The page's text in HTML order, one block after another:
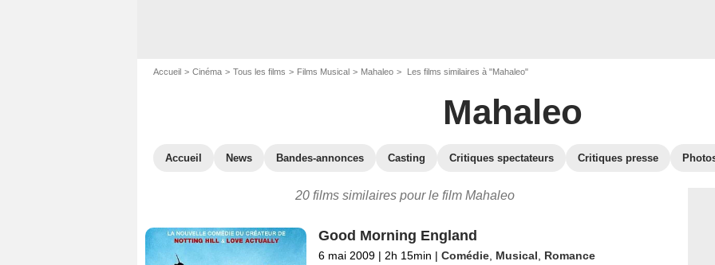
Accueil Cinéma Tous les films Films Musical Mahaleo Les films similaires à "Mahaleo"
Mahaleo
Accueil News Bandes-annonces Casting Critiques spectateurs Critiques presse
20 films similaires pour le film Mahaleo
Good Morning England
6 mai 2009 | 2h 15min | Comédie, Musical
Romance